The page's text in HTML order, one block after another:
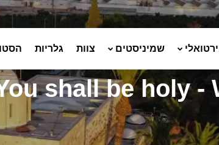
שמיניסטים צוות גלריות
shall be holy -